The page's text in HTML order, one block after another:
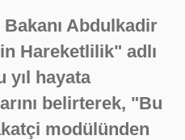
Bakanı Abdulkadir
Hareketlilik" adlı
yıl hayata
belirterek, "Bu
modülünden